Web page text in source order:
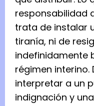
responsabilidad
trata de instalar
tiranía, ni de
indefinidamente
régimen interino.
interpretar a un
indignación y